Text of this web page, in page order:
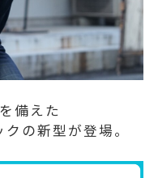
備えた
の新型が登場。